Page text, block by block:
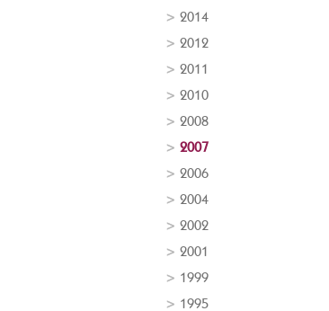
2014
2012
2011
2010
2008
2007
2006
2004
2002
2001
1999
1995